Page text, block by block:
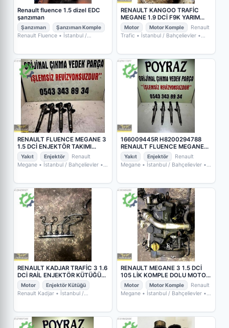
Renault fluence 1.5 dizel EDC
şanzıman
Şanzıman Şanzıman Komple
Renault Fluence • İstanbul /
RENAULT KANGOO TRAFİC
MEGANE 1.9 DCİ F9K YARIM
MOTOR
Motor Motor Komple
Renault
Trafic • İstanbul / Bahçelievler •
RENAULT FLUENCE MEGANE 3
1.5 DCİ ENJEKTÖR TAKIMI
H82007704191
Yakıt Enjektör
Renault
Megane • İstanbul / Bahçelievler •
166009445R H8200294788
RENAULT FLUENCE MEGANE
1.5 DCİ ENJEKTÖR
Yakıt Enjektör
Renault
Megane • İstanbul / Bahçelievler •
RENAULT KADJAR TRAFİC 3 1.6
DCİ RAİL ENJEKTÖR KÜTÜĞÜ
175210542
Motor Enjektör Kütüğü
Renault Kadjar • İstanbul /
RENAULT MEGANE 3 1.5 DCİ
105 LİK KOMPLE DOLU MOTOR
K9K832
Motor Motor Komple
Renault
Megane • İstanbul / Bahçelievler •